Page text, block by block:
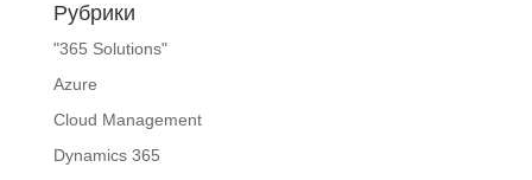
Рубрики
"365 Solutions"
Azure
Cloud Management
Dynamics 365